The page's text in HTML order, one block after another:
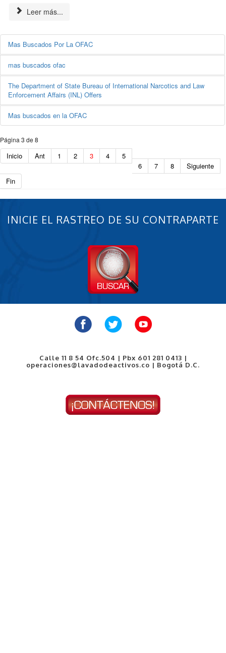
Leer más...
Mas Buscados Por La OFAC
mas buscados ofac
The Department of State Bureau of International Narcotics and Law
Enforcement Affairs (INL) Offers
Mas buscados en la OFAC
Página 3 de 8
Inicio Ant 1 2 3 4
5
6
7 8
Siguiente
Fin
INICIE EL RASTREO DE SU CONTRAPARTE
Calle 11 8 54 Ofc.504 | Pbx 601 281 0413 |
operaciones@lavadodeactivos.co | Bogotá D.C.